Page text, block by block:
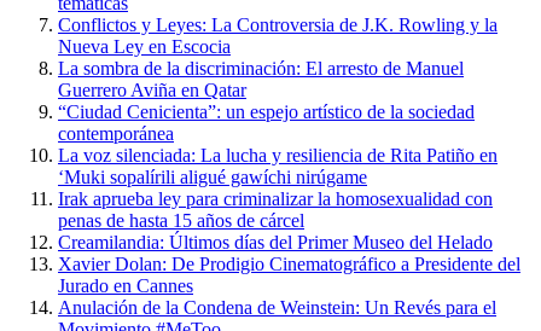
Conflictos y Leyes: La Controversia de J.K. Rowling y la
Nueva Ley en Escocia
La sombra de la discriminación: El arresto de Manuel
Guerrero Aviña en Qatar
“Ciudad Cenicienta”: un espejo artístico de la sociedad
contemporánea
La voz silenciada: La lucha y resiliencia de Rita Patiño en
‘Muki sopalírili aligué gawíchi nirúgame
Irak aprueba ley para criminalizar la homosexualidad con
penas de hasta 15 años de cárcel
Creamilandia: Últimos días del Primer Museo del Helado
Xavier Dolan: De Prodigio Cinematográfico a Presidente del
Jurado en Cannes
Anulación de la Condena de Weinstein: Un Revés para el